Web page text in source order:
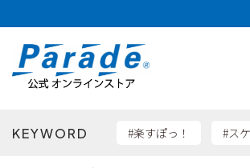
KEYWORD #楽すぽっ！ #ス
検索